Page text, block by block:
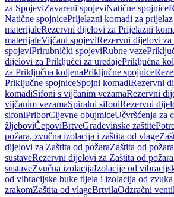
za SpojeviZavareni spojeviNatične spojnice
Natične spojnicePrijelazni komadi za
materijaleRezervni dijelovi za Prijelazni
materijaleVijčani spojeviRezervni dijelovi
spojeviPrirubnički spojeviRubne veze
dijelovi za Priključci za uređajePriključna
za Priključna koljenaPriključne spojnice
Priključne spojniceSpojni komadiRezervni
komadiSifoni s vijčanim vezamaRezervni
vijčanim vezamaSpiralni sifoniRezervni
sifoniPriborCijevne obujmiceUčvršćenja za
žljeboviČepoviBrtveGrađevinske zaštite
požara, zvučna izolacija i zaštita od vlage
dijelovi za Zaštita od požaraZaštita od
sustaveRezervni dijelovi za Zaštita od
sustaveZvučna izolacijaIzolacije od
od vibracijske buke tijela i izolacija od
zrakomZaštita od vlageBrtvilaOdzračni